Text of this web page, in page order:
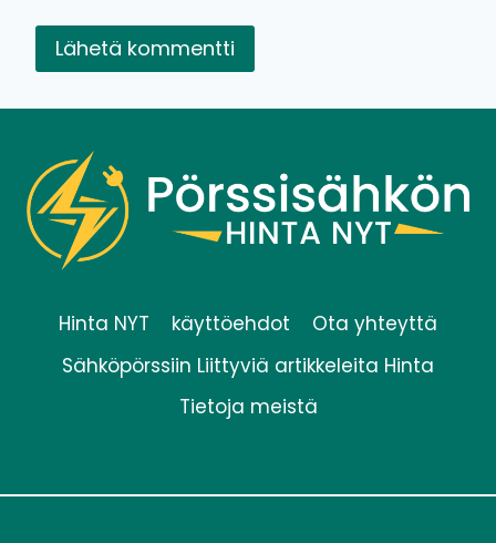
Hinta NYT käyttöehdot
Ota yhteyttä
Sähköpörssiin Liittyviä artikkeleita Hinta
Tietoja meistä